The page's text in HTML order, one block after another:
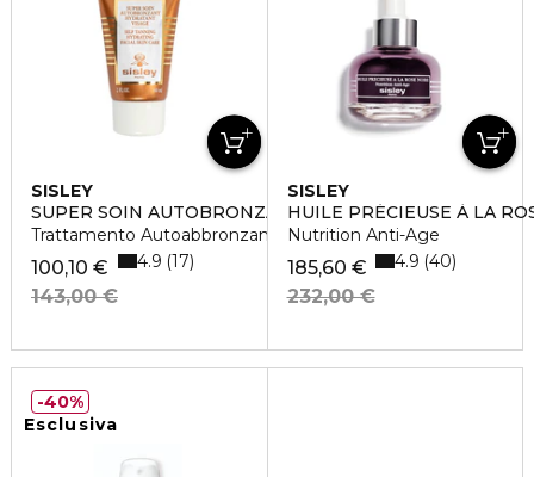
SISLEY
SUPER SOIN AUTOBRONZANT HYDRATANT VISAGE
Trattamento Autoabbronzante Idratante Viso
100,10 €
143,00 €
4.9 17
SISLEY
HUILE PRÉCIEUSE À LA
Nutrition Anti-Age
185,60 €
232,00 €
4.9 40
Esclusiva
40%